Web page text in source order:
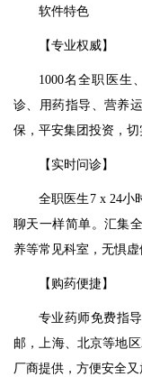
软件特色
【专业权威】
1000名全职医生
诊、用药指导、营养
保，平安集团投资，切
【实时问诊】
全职医生7 x 24小
聊天一样简单。汇集
养等常见科室，无惧虚
【购药便捷】
专业药师免费指
邮，上海、北京等地
厂商提供，方便安全又